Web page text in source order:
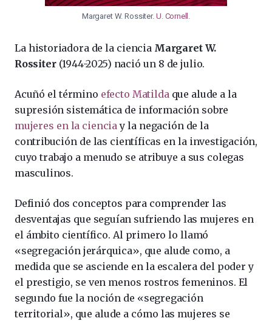
Margaret W. Rossiter. U. Cornell .
La historiadora de la ciencia Margaret W.
Rossiter(1944-2025) nació un 8 de julio.
Acuñó el término efecto Matildaque alude a la
supresión sistemática de información sobre
mujeres en la cienciay la negación de la
contribución de las científicas en la investigación,
cuyo trabajo a menudo se atribuye a sus colegas
masculinos.
Definió dos conceptos para comprender las
desventajas que seguían sufriendo las mujeres en
el ámbito científico. Al primero lo llamó
«segregación jerárquica», que alude como, a
medida que se asciende en la escalera del poder y
el prestigio, se ven menos rostros femeninos. El
segundo fue la noción de «segregación
territorial», que alude a cómo las mujeres se